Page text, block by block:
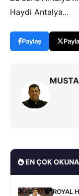
Haydi Antalya...
Paylaş
EN ÇOK
ROYAL